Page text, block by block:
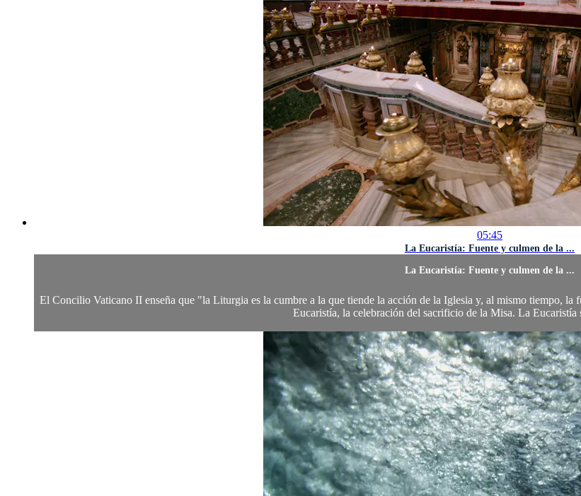
05:45
La Eucaristía: Fuente y culmen de la ...
La Eucaristía: Fuente y culmen de la ...
El Concilio Vaticano II enseña que "la Liturgia es la cumbre a la que tiende la acción de la Iglesia y, al mismo tiempo, la
Eucaristía, la celebración del sacrificio de la Misa. La Eucaristía